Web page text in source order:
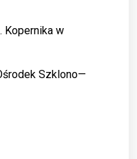
Kopernika w
Szklono—